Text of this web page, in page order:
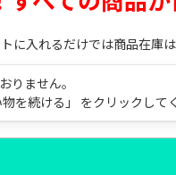
に入れるだけでは商品在庫
りません。
を続ける」 をクリックして